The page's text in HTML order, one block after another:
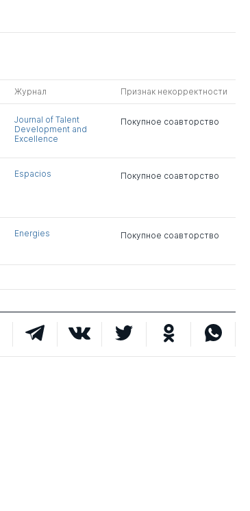
Журнал Признак некорректности
Journal of Talent
Development and
Excellence
Покупное соавторство
Espacios Покупное соавторство
Energies Покупное соавторство